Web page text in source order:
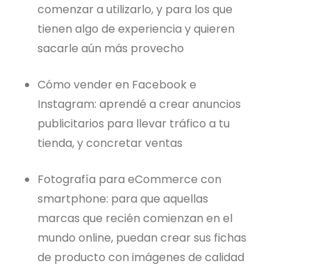
comenzar a utilizarlo, y para los que
tienen algo de experiencia y quieren
sacarle aún más provecho
Cómo vender en Facebook e
Instagram: aprendé a crear anuncios
publicitarios para llevar tráfico a tu
tienda, y concretar ventas
Fotografía para eCommerce con
smartphone: para que aquellas
marcas que recién comienzan en el
mundo online, puedan crear sus fichas
de producto con imágenes de calidad